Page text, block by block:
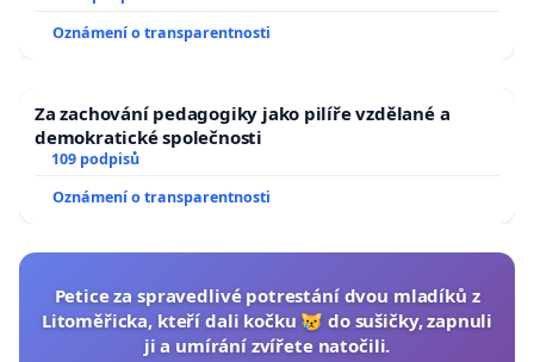
Oznámení o transparentnosti
Za zachování pedagogiky jako pilíře vzdělané a
demokratické společnosti
109 podpisů
Oznámení o transparentnosti
Petice za spravedlivé potrestání dvou mladíků z
Litoměřicka, kteří dali kočku 😿 do sušičky, zapnuli
ji a umírání zvířete natočili.